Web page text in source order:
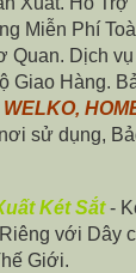
Miễn Phí
Quan. Dịch
Giao Hàng.
sử dụng,
Két Sắt-
với Dây
Giới.